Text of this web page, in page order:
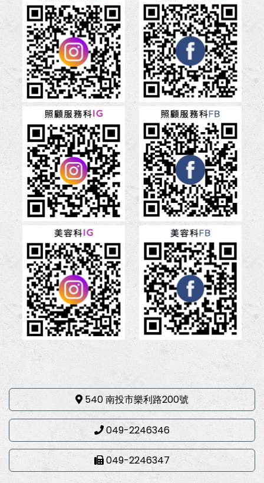
540 南投市樂利路200號
049-2246346
049-2246347